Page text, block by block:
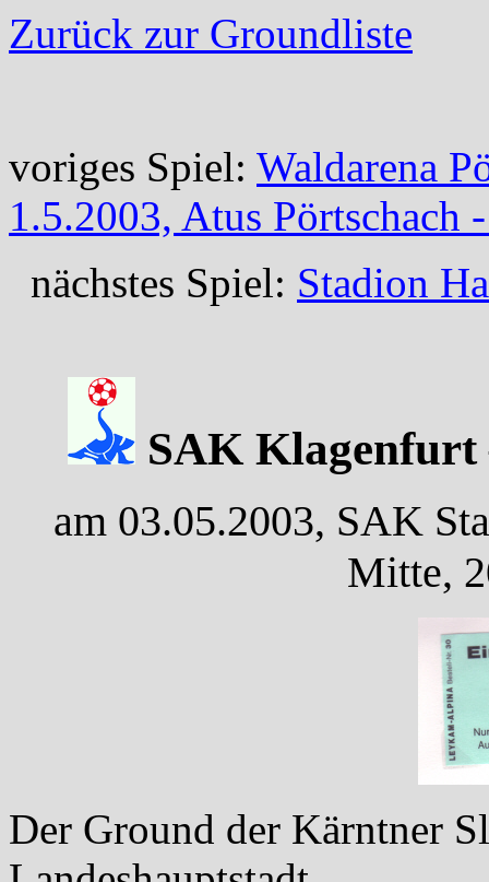
Zurück zur Groundliste
voriges Spiel: Waldarena
1.5.2003, Atus Pörtschach
nächstes Spiel: Stadion
SAK Klagenfurt
am 03.05.2003, SAK
Mitte,
Der Ground der Kärntner